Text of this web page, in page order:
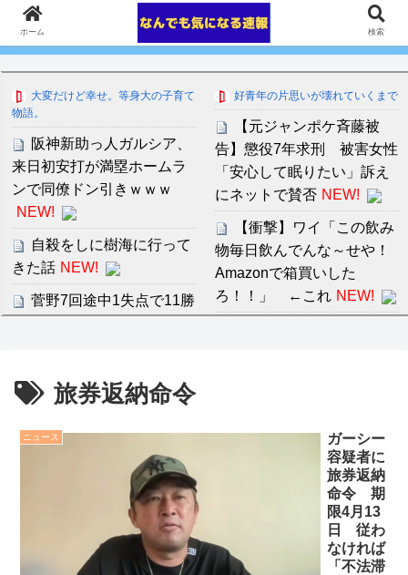
大変だけど幸せ。等身大の子育て
物語。
阪神新助っ人ガルシア、
来日初安打が満塁ホームラ
ンで同僚ドン引きｗｗｗ
NEW!
自殺をしに樹海に行って
きた話 NEW!
菅野7回途中1失点で11勝
【朗報】全員が35歳を突
破したPerfumeさん、おエ
他国から安価な製品が大
量に入ってくると市場から
駆逐されかねないからな。
自由な市場が原則とは言
え、国による保護も必要だ
好青年の片思いが壊れていくまで
【元ジャンポケ斉藤被
告】懲役7年求刑 被害女性
「安心して眠りたい」訴え
にネットで賛否 NEW!
【衝撃】ワイ「この飲み
物毎日飲んでんな～せや！
Amazonで箱買いした
ろ！！」 ←これ NEW!
8/3まで
【地獄のような聴聞会】
Ｗ杯１次Ｌ敗退の韓国 議員
が「なぜ負けたのか？」ソ
ン・フンミン先発落ちは
「監督の報復」
旅券返納命令
ニュース
ガーシー
容疑者に
旅券返納
命令 期
限4月13
日 従わ
なければ
「不法滞
ホーム 検索